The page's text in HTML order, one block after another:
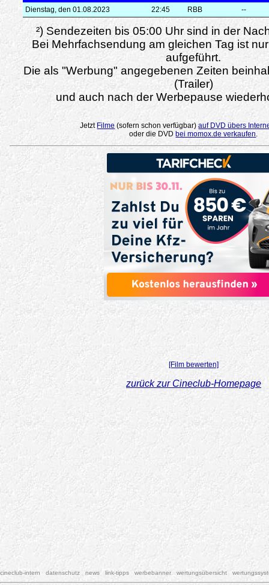
Dienstag, den 01.08.2023
22:45 RBB --
²) Sendezeiten bis 05:00 Uhr sind in der
Bei Mehrfachsendung am gleichen Tag ist
aufgeführt.
Die als "Werbung" angegebenen Zeiten
(Trailer)
und auch nach der Werbepause
Jetzt Filme (sofern schon verfügbar)auf DVD übers
oder die DVD bei momox.de verkaufen.
[Film bewerten]
zurück zur Cineclub-Homepage
cineclub-intern datenschutz news link-tipps werbebanner wertungsübersicht